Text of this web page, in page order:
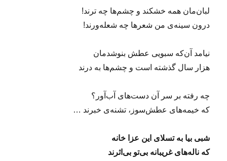
لبان‌مان همه خشکند و چشم‌ها چه ترند!
درون سینه‌ی من شعرها چه شعله‌ورند!
نیامد آن‌که سبویی عطش بنوشدمان
هزار سال گذشته است و چشم‌ها به درند
چه رفته بر سر آن دست‌های آب‌آور؟
که خیمه‌های عطش‌سوز، تشنه‌ی خبرند …
شبی بیا به تسلای این عزا خانه
که ناله‌های غریبانه بی‌تو بی‌اثرند